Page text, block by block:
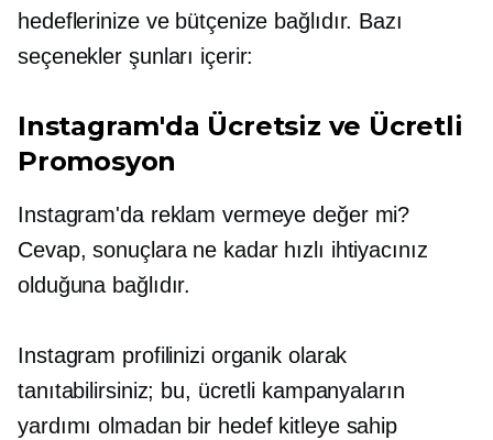
hedeflerinize ve bütçenize bağlıdır. Bazı
seçenekler şunları içerir:
Instagram'da Ücretsiz ve Ücretli
Promosyon
Instagram'da reklam vermeye değer mi?
Cevap, sonuçlara ne kadar hızlı ihtiyacınız
olduğuna bağlıdır.
Instagram profilinizi organik olarak
tanıtabilirsiniz; bu, ücretli kampanyaların
yardımı olmadan bir hedef kitleye sahip